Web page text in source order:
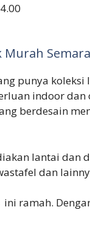
Murah
punya
indoor
berdesain
lantai dan
dan
ramah.